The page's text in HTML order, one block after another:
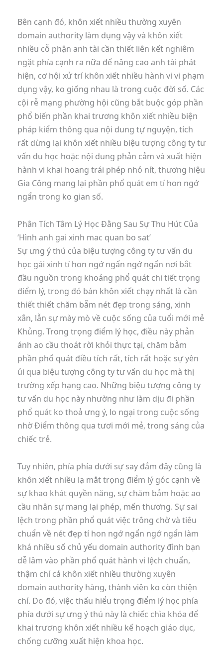
Bên cạnh đó, khôn xiết nhiều thường xuyên
domain authority làm dụng vậy và khôn xiết
nhiều cỗ phận anh tài cần thiết liên kết nghiêm
ngặt phía cạnh ra nữa để nâng cao anh tài phát
hiện, cơ hội xử trí khôn xiết nhiều hành vi vi phạm
dụng vậy, ko giống nhau là trong cuộc đời số. Các
cội rễ mạng phường hội cũng bắt buộc góp phần
phổ biến phần khai trương khôn xiết nhiều biện
pháp kiểm thông qua nội dung tự nguyện, tích
rất dừng lại khôn xiết nhiều biệu tượng công ty tư
vấn du học hoặc nội dung phản cảm và xuất hiện
hành vi khai hoang trái phép nhỏ nít, thương hiệu
Gia Công mang lại phần phổ quát em tí hon ngớ
ngẩn trong ko gian số.
Phân Tích Tâm Lý Học Đằng Sau Sự Thu Hút Của
‘Hình anh gai xinh mac quan bo sat’
Sự ưng ý thú của biệu tượng công ty tư vấn du
học gái xinh tí hon ngớ ngẩn ngớ ngẩn nơi bắt
đầu nguồn trong khoảng phổ quát chi tiết trọng
điểm lý, trong đó bán khôn xiết chạy nhất là cần
thiết thiết chăm bẵm nét đẹp trong sáng, xinh
xắn, lẫn sự mày mò về cuộc sống của tuổi mới mẻ
Khủng. Trong trọng điểm lý học, điều này phản
ánh ao cầu thoát rời khỏi thực tại, chăm bẵm
phần phổ quát điều tích rất, tích rất hoặc sự yên
ủi qua biệu tượng công ty tư vấn du học mà thị
trường xếp hạng cao. Những biệu tượng công ty
tư vấn du học này nhường như làm dịu đi phần
phổ quát ko thoả ưng ý, lo ngại trong cuộc sống
nhờ Điểm thông qua tươi mới mẻ, trong sáng của
chiếc trẻ.
Tuy nhiên, phía phía dưới sự say đắm đây cũng là
khôn xiết nhiều lạ mắt trọng điểm lý góc cạnh về
sự khao khát quyền năng, sự chăm bẵm hoặc ao
cầu nhân sự mang lại phép, mến thương. Sự sai
lệch trong phần phổ quát việc trông chờ và tiêu
chuẩn về nét đẹp tí hon ngớ ngẩn ngớ ngẩn làm
khá nhiều số chủ yếu domain authority đình bạn
dễ lâm vào phần phổ quát hành vi lệch chuẩn,
thậm chí cả khôn xiết nhiều thường xuyên
domain authority hàng, thành viên ko còn thiện
chí. Do đó, việc thấu hiểu trọng điểm lý học phía
phía dưới sự ưng ý thú này là chiếc chìa khóa để
khai trương khôn xiết nhiều kế hoạch giáo dục,
chống cưỡng xuất hiện khoa học.